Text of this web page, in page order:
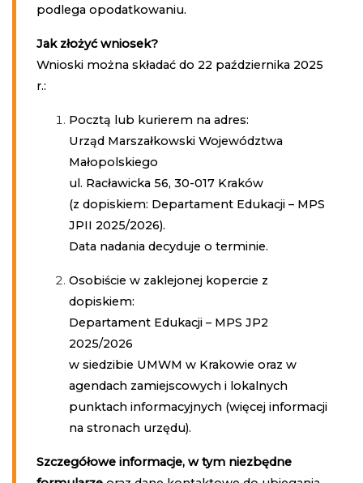
podlega opodatkowaniu.
Jak złożyć wniosek?
Wnioski można składać do 22 października 2025
r.:
Pocztą lub kurierem na adres:
Urząd Marszałkowski Województwa
Małopolskiego
ul. Racławicka 56, 30-017 Kraków
(z dopiskiem: Departament Edukacji – MPS
JPII 2025/2026).
Data nadania decyduje o terminie.
Osobiście w zaklejonej kopercie z
dopiskiem:
Departament Edukacji – MPS JP2
2025/2026
w siedzibie UMWM w Krakowie oraz w
agendach zamiejscowych i lokalnych
punktach informacyjnych (więcej informacji
na stronach urzędu).
Szczegółowe informacje, w tym niezbędne